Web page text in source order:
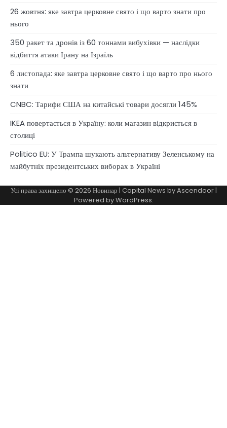
26 жовтня: яке завтра церковне свято і що варто знати про
нього
350 ракет та дронів із 60 тоннами вибухівки — наслідки
відбиття атаки Ірану на Ізраїль
6 листопада: яке завтра церковне свято і що варто про нього
знати
CNBC: Тарифи США на китайські товари досягли 145%
IKEA повертається в Україну: коли магазин відкриється в
столиці
Politico EU: У Трампа шукають альтернативу Зеленському на
майбутніх президентських виборах в Україні
Усі права захищено © 2026 Новинар | Capital News byAscendoor|
Powered byWordPress.